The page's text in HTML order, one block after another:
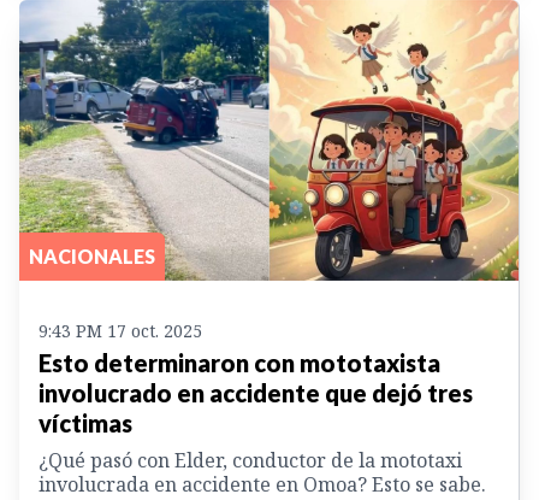
NACIONALES
9:43 PM 17 oct. 2025
Esto determinaron con mototaxista
involucrado en accidente que dejó tres
víctimas
¿Qué pasó con Elder, conductor de la mototaxi
involucrada en accidente en Omoa? Esto se sabe.